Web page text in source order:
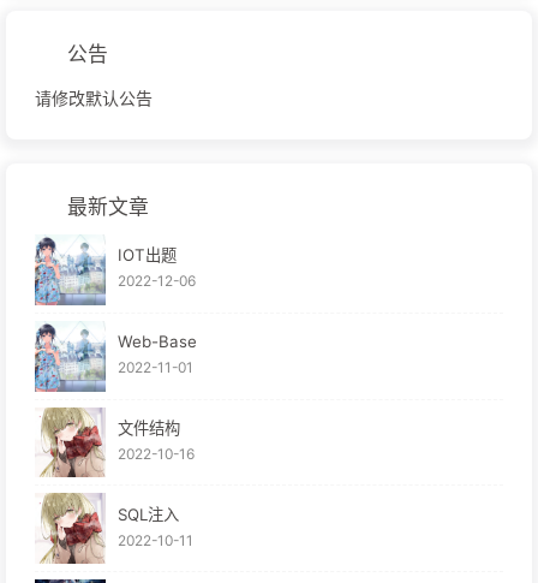
公告
请修改默认公告
最新文章
IOT出题
2022-12-06
Web-Base
2022-11-01
文件结构
2022-10-16
SQL注入
2022-10-11